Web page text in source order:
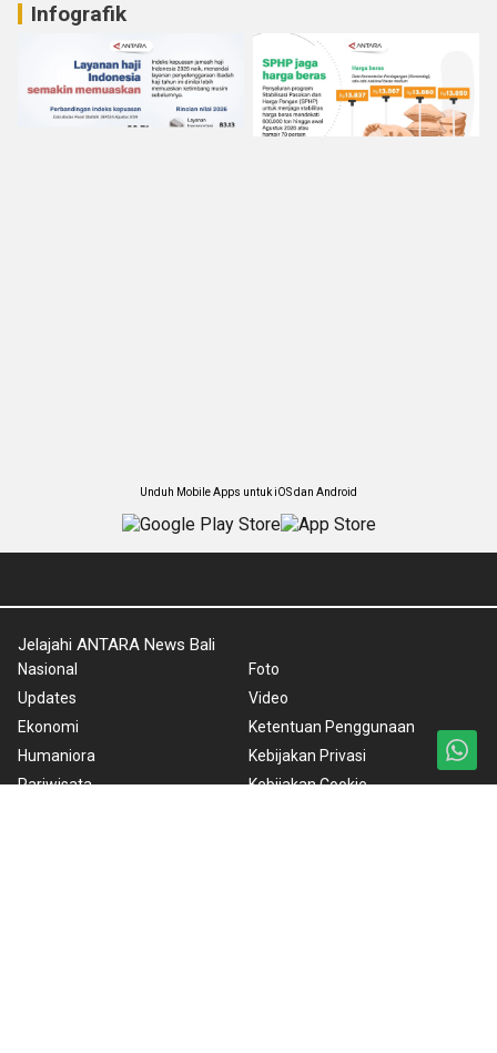
Infografik
Unduh Mobile Apps untuk iOS dan Android
Jelajahi ANTARA News Bali
Nasional
Updates
Ekonomi
Humaniora
Pariwisata
Foto
Video
Ketentuan Penggunaan
Kebijakan Privasi
Kebijakan Cookie